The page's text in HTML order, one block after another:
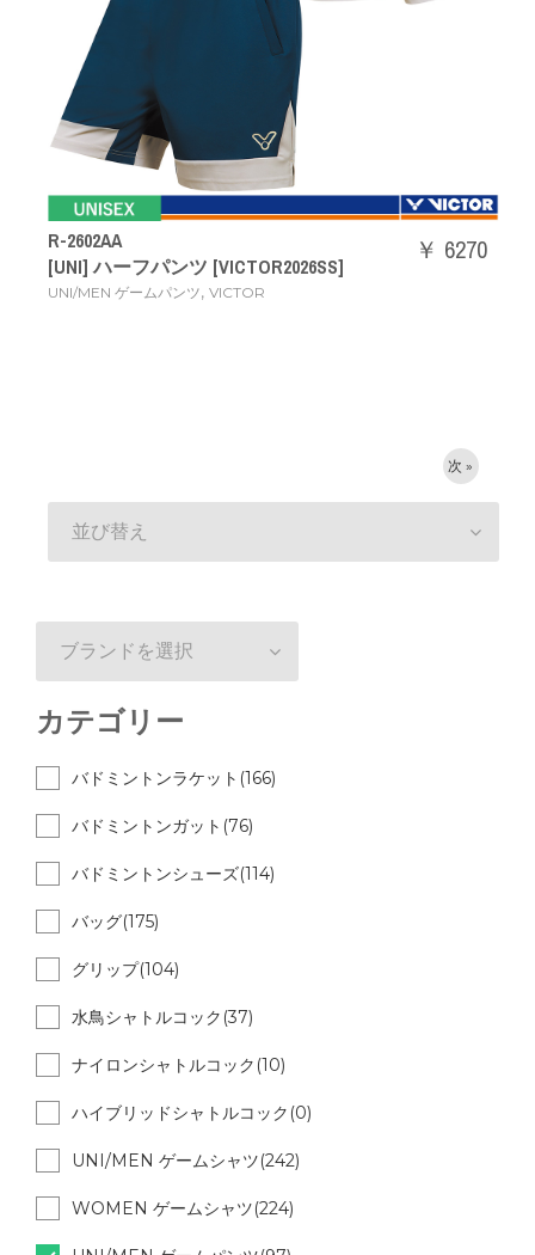
R-2602AA
[UNI] ハーフパンツ [VICTOR2026SS]
UNI/MEN ゲームパンツ, VICTOR
￥ 6270
次 »
並び替え
ブランドを選択
カテゴリー
バドミントンラケット(166)
バドミントンガット(76)
バドミントンシューズ(114)
バッグ(175)
グリップ(104)
水鳥シャトルコック(37)
ナイロンシャトルコック(10)
ハイブリッドシャトルコック(0)
UNI/MEN ゲームシャツ(242)
WOMEN ゲームシャツ(224)